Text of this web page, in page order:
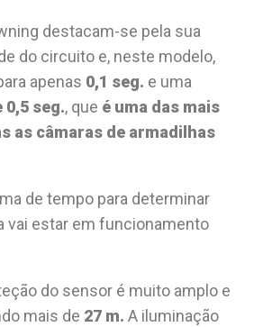
destacam-se pela sua
do circuito e, neste modelo,
apenas 0,1 seg. e uma
0,5 seg., que é uma das mais
as câmaras de armadilhas
de tempo para determinar
vai estar em funcionamento
do sensor é muito amplo e
mais de 27 m. A iluminação